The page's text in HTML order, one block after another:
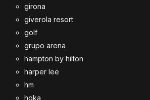
girona
giverola resort
golf
grupo arena
hampton by hilton
harper lee
hm
hoka